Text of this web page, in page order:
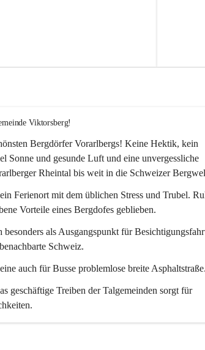
Viktorsberg!
Bergdörfer Vorarlbergs! Keine Hektik, kein
Sonne und gesunde Luft und eine unvergessliche
Rheintal bis weit in die Schweizer
Ferienort mit dem üblichen Stress und Trubel.
Vorteile eines Bergdofes geblieben.
besonders als Ausgangspunkt für
Schweiz.
auch für Busse problemlose breite
geschäftige Treiben der Talgemeinden sorgt für